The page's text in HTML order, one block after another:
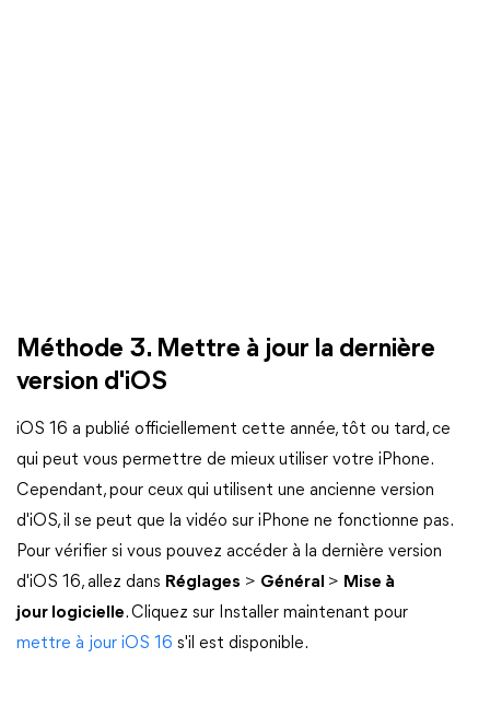
Méthode 3. Mettre à jour la dernière
version d'iOS
iOS 16 a publié officiellement cette année, tôt ou tard, ce
qui peut vous permettre de mieux utiliser votre iPhone.
Cependant, pour ceux qui utilisent une ancienne version
d'iOS, il se peut que la vidéo sur iPhone ne fonctionne pas.
Pour vérifier si vous pouvez accéder à la dernière version
d'iOS 16, allez dans Réglages > Général > Mise à
jour logicielle. Cliquez sur Installer maintenant pour
mettre à jour iOS 16 s'il est disponible.